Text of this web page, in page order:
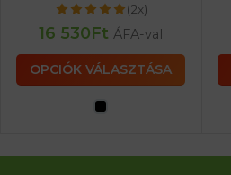
(2x)
16 530Ft ÁFA-val
OPCIÓK VÁLASZTÁSA